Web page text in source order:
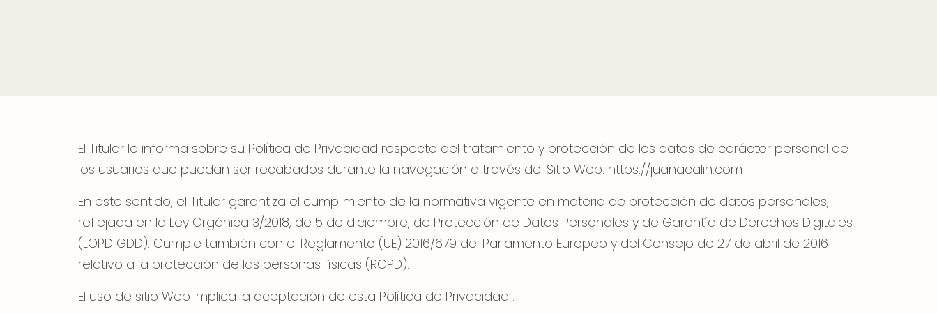
El Titular le informa sobre su Política de Privacidad respecto del tratamiento y protección de los datos de carácter personal de
los usuarios que puedan ser recabados durante la navegación a través del Sitio Web: https://juanacalin.com
En este sentido, el Titular garantiza el cumplimiento de la normativa vigente en materia de protección de datos personales,
reflejada en la Ley Orgánica 3/2018, de 5 de diciembre, de Protección de Datos Personales y de Garantía de Derechos Digitales
(LOPD GDD). Cumple también con el Reglamento (UE) 2016/679 del Parlamento Europeo y del Consejo de 27 de abril de 2016
relativo a la protección de las personas físicas (RGPD).
El uso de sitio Web implica la aceptación de esta Política de Privacidad .